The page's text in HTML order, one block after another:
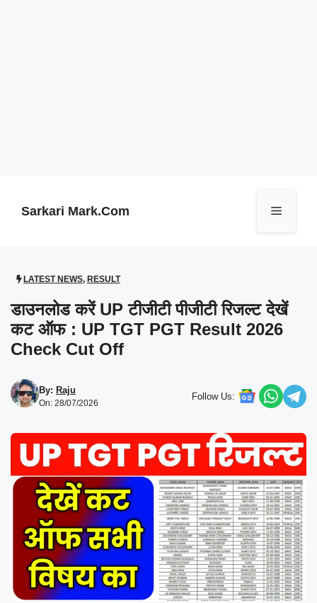
Sarkari Mark.Com Menu
LATEST NEWS, RESULT
डाउनलोड करें UP टीजीटी पीजीटी रिजल्ट देखें
कट ऑफ : UP TGT PGT Result 2026
Check Cut Off
By: Raju
On: 28/07/2026
Follow Us: